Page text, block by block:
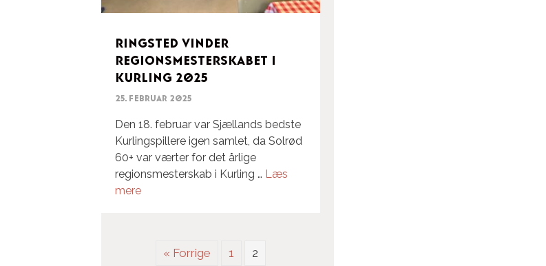
Ringsted vinder
Regionsmesterskabet i
Kurling 2025
25. februar 2025
Den 18. februar var Sjællands bedste
Kurlingspillere igen samlet, da Solrød
60+ var værter for det årlige
regionsmesterskab i Kurling … Læs
mere
« Forrige 1 2